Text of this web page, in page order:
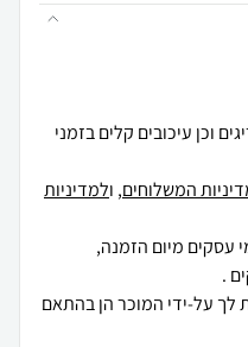
וכן עיכובים קלים בזמני
המשלוחים, ולמדיניות
לך על-ידי המוכר הן בהתאם